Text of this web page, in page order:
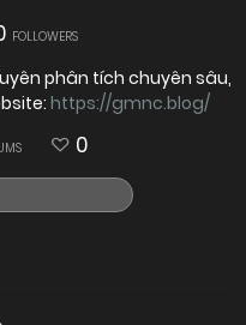
FOLLOWERS
phân tích chuyên sâu,
và bóc tách Website: https://gmnc.blog/
0